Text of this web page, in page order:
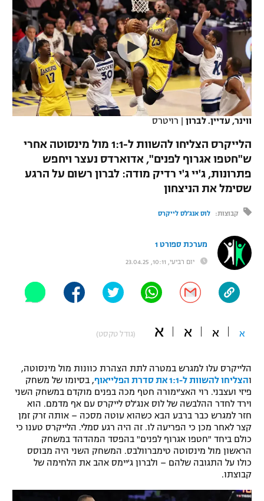
VOD
רץ ברשת
תוצאות
לוח שידורים
"מעל הליגה" – פודקאסט
"מחצית בשכונה" – פודקאסט
תקנון עבור פעילות אלקטרה
תקנון עבור פעילות ספורט 1 – "מרלן"
גיימינג E-Sports
תנאי שימוש
מדיניות פרטיות
נבחרת ישראל
מכבי חיפה
בית"ר ירושלים
מכבי תל אביב
הפועל תל אביב
הפועל חיפה
הפועל באר שבע
מכבי נתניה
בני יהודה
ליגה ספרדית
ליגה איטלקית
ליגה צרפתית
ליגה הולנדית
ליגה טורקית
כדורסל נשים
מכבי תל אביב
הפועל חולון
הפועל ירושלים
דני אבדיה
יורוליג
יורוקאפ
טניס
כדוריד
כדורעף
שחייה
ג'ודו
אגרוף
היאבקות WWE
אופניים
פוטבול אמריקאי NFL
בייסבול MLB
ספורט אתגרי ואקסטרים
אומנויות לחימה
ווינר, עדיין. לברון | רויטרס
הלייקרס הצליחו להשוות ל-1:1 מול מינסוטה אחרי
ש"חטפו אגרוף לפנים", אדוארדס נעצר ויחפש
פתרונות, ג'יי ג'י רדיק מודה: לברון רשום על הרגע
שסימל את הניצחון
קבוצות: לוס אנג'לס לייקרס
מערכת ספורט 1
יום רביעי, 10:11, 23.04.25
א א א א (גודל טקסט)
הלייקרס עלו למגרש במטרה לתת הצהרת כוונות מול מינסוטה,
והצליחו להשוות ל-1:1 את סדרת הפלייאוף
, בסיומו של משחק
פיזי ועצבני. רוי האצ'ימורה חטף מכה בפנים מוקדם במשחק השני
וירד לחדר ההלבשה של לוס אנג'לס לייקרס עם אף מדמם. הוא
חזר למגרש כבר ברבע הבא כשהוא עוטה מסכה – אותה זרק זמן
קצר לאחר מכן כי הפריעה לו. זה היה רגע סמלי. הלייקרס טענו כי
כולם ביחד "חטפו אגרוף לפנים" בהפסד המהדהד במשחק
הראשון מול מינסוטה טימברוולבס. המשחק השני היה מבוסס
כולו על התגובה שלהם – ולברון ג'יימס אהב את הלחימה של
קבוצתו.